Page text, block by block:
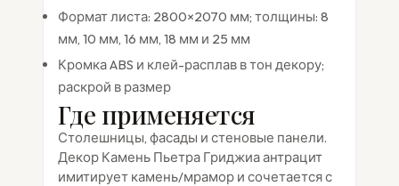
Формат листа: 2800×2070 мм; толщины: 8
мм, 10 мм, 16 мм, 18 мм и 25 мм
Кромка ABS и клей-расплав в тон декору;
раскрой в размер
Где применяется
Столешницы, фасады и стеновые панели.
Декор Камень Пьетра Гриджиа антрацит
имитирует камень/мрамор и сочетается с